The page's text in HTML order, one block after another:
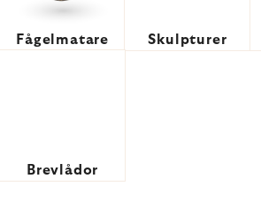
Fågelmatare Skulpturer
Brevlådor